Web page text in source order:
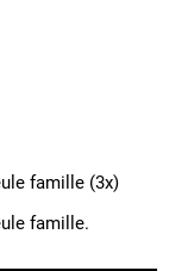
famille (3x)
famille.